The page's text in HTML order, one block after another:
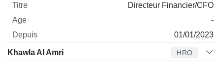
Directeur Financier/CFO
-
01/01/2023
Khawla Al Amri HRO